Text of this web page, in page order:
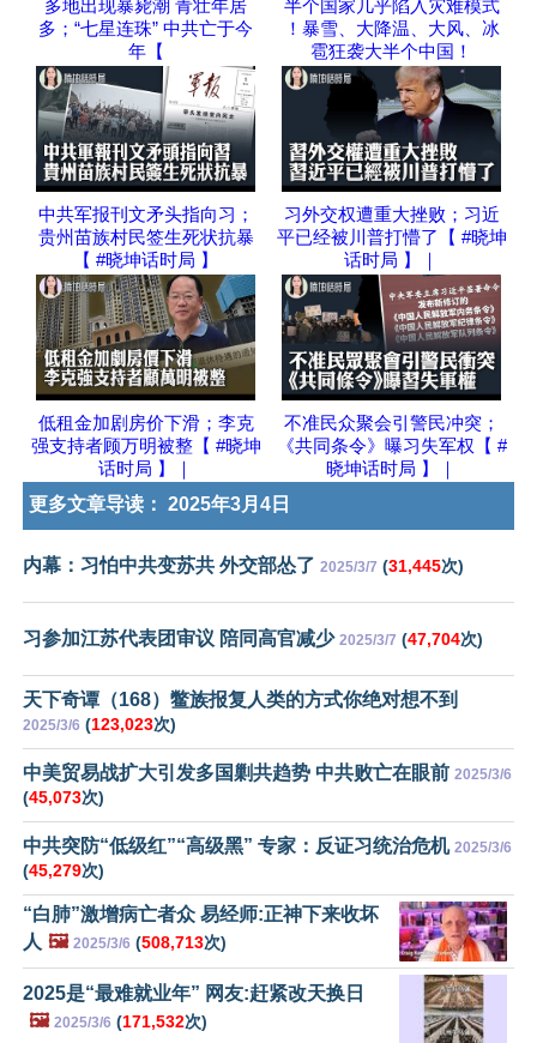
多地出现暴毙潮 青壮年居
多；“七星连珠” 中共亡于今
年【
半个国家几乎陷入灾难模式
！暴雪、大降温、大风、冰
雹狂袭大半个中国！
中共军报刊文矛头指向习；
贵州苗族村民签生死状抗暴
【 #晓坤话时局 】
习外交权遭重大挫败；习近
平已经被川普打懵了【 #晓坤
话时局 】｜
低租金加剧房价下滑；李克
强支持者顾万明被整【 #晓坤
话时局 】｜
不准民众聚会引警民冲突；
《共同条令》曝习失军权【 #
晓坤话时局 】｜
更多文章导读： 2025年3月4日
内幕：习怕中共变苏共 外交部怂了 2025/3/7 (31,445次)
习参加江苏代表团审议 陪同高官减少 2025/3/7 (47,704次)
天下奇谭（168）鳖族报复人类的方式你绝对想不到
2025/3/6 (123,023次)
中美贸易战扩大引发多国剿共趋势 中共败亡在眼前 2025/3/6
(45,073次)
中共突防“低级红”“高级黑” 专家：反证习统治危机 2025/3/6
(45,279次)
“白肺”激增病亡者众 易经师:正神下来收坏
人 🖼️ 2025/3/6 (508,713次)
2025是“最难就业年” 网友:赶紧改天换日
🖼️ 2025/3/6 (171,532次)